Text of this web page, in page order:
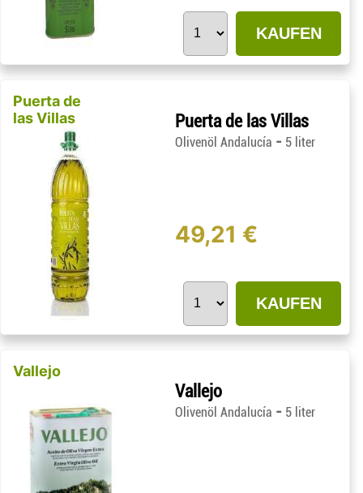
KAUFEN
Puerta de
las Villas
Puerta de las Villas
Olivenöl Andalucía - 5 liter
49,21 €
KAUFEN
Vallejo
Vallejo
Olivenöl Andalucía - 5 liter